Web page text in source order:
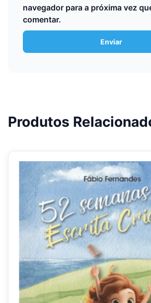
navegador para a próxima vez
comentar.
Produtos